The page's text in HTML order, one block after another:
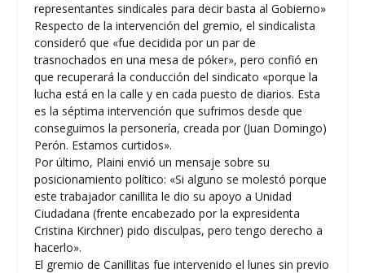
representantes sindicales para decir basta al Gobierno»
Respecto de la intervención del gremio, el sindicalista
consideró que «fue decidida por un par de
trasnochados en una mesa de póker», pero confió en
que recuperará la conducción del sindicato «porque la
lucha está en la calle y en cada puesto de diarios. Esta
es la séptima intervención que sufrimos desde que
conseguimos la personería, creada por (Juan Domingo)
Perón. Estamos curtidos».
Por último, Plaini envió un mensaje sobre su
posicionamiento político: «Si alguno se molestó porque
este trabajador canillita le dio su apoyo a Unidad
Ciudadana (frente encabezado por la expresidenta
Cristina Kirchner) pido disculpas, pero tengo derecho a
hacerlo».
El gremio de Canillitas fue intervenido el lunes sin previo